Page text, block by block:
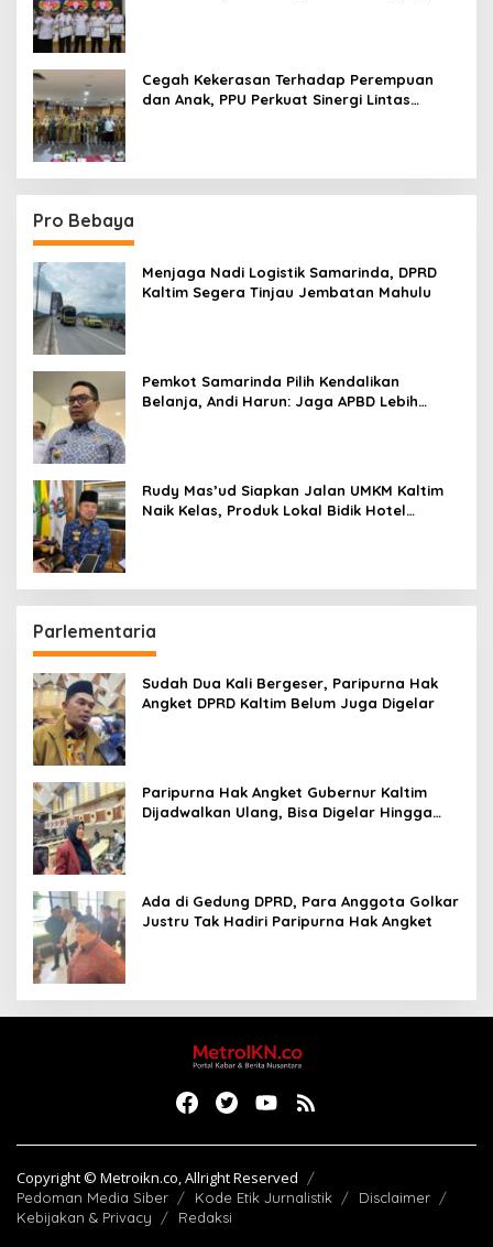
Cegah Kekerasan Terhadap Perempuan
dan Anak, PPU Perkuat Sinergi Lintas
Pro Bebaya
Menjaga Nadi Logistik Samarinda, DPRD
Kaltim Segera Tinjau Jembatan Mahulu
Pemkot Samarinda Pilih Kendalikan
Belanja, Andi Harun: Jaga APBD Lebih
Rudy Mas’ud Siapkan Jalan UMKM Kaltim
Naik Kelas, Produk Lokal Bidik Hotel
Parlementaria
Sudah Dua Kali Bergeser, Paripurna Hak
Angket DPRD Kaltim Belum Juga Digelar
Paripurna Hak Angket Gubernur Kaltim
Dijadwalkan Ulang, Bisa Digelar Hingga
Ada di Gedung DPRD, Para Anggota Golkar
Justru Tak Hadiri Paripurna Hak Angket
Copyright © Metroikn.co, Allright Reserved
Pedoman Media Siber Kode Etik Jurnalistik
Disclaimer
Kebijakan & Privacy
Redaksi